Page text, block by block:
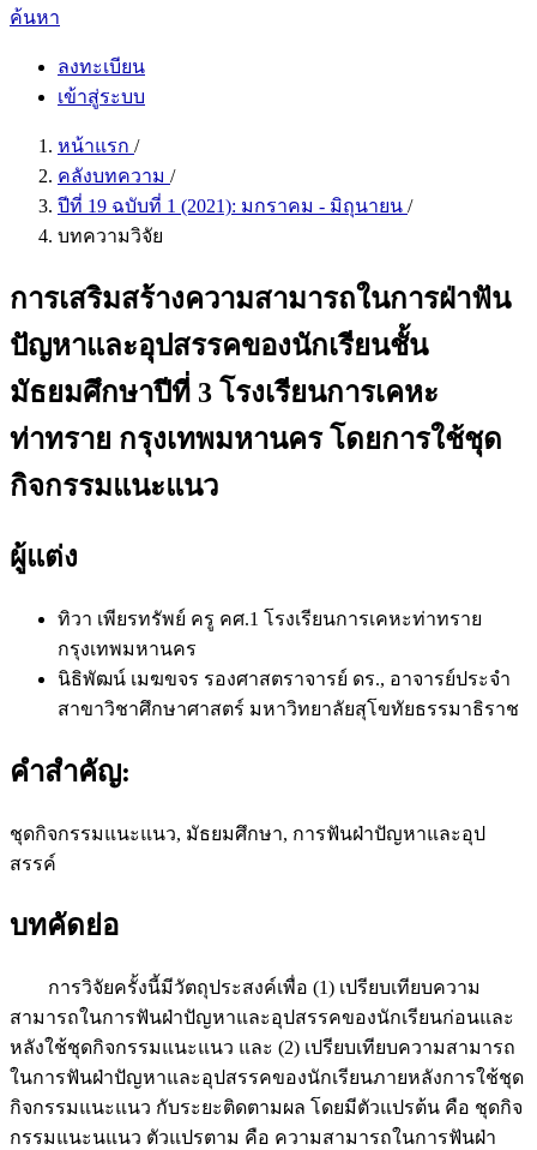
ค้นหา
ลงทะเบียน
เข้าสู่ระบบ
หน้าแรก /
คลังบทความ /
ปีที่ 19 ฉบับที่ 1 (2021): มกราคม - มิถุนายน /
บทความวิจัย
การเสริมสร้างความสามารถในการฝ่าฟัน
ปัญหาและอุปสรรคของนักเรียนชั้น
มัธยมศึกษาปีที่ 3 โรงเรียนการเคหะ
ท่าทราย กรุงเทพมหานคร โดยการใช้ชุด
กิจกรรมแนะแนว
ผู้แต่ง
ทิวา เพียรทรัพย์ ครู คศ.1 โรงเรียนการเคหะท่าทราย
กรุงเทพมหานคร
นิธิพัฒน์ เมฆขจร รองศาสตราจารย์ ดร., อาจารย์ประจำ
สาขาวิชาศึกษาศาสตร์ มหาวิทยาลัยสุโขทัยธรรมาธิราช
คำสำคัญ:
ชุดกิจกรรมแนะแนว, มัธยมศึกษา, การฟันฝ่าปัญหาและอุป
สรรค์
บทคัดย่อ
การวิจัยครั้งนี้มีวัตถุประสงค์เพื่อ (1) เปรียบเทียบความ
สามารถในการฟันฝ่าปัญหาและอุปสรรคของนักเรียนก่อนและ
หลังใช้ชุดกิจกรรมแนะแนว และ (2) เปรียบเทียบความสามารถ
ในการฟันฝ่าปัญหาและอุปสรรคของนักเรียนภายหลังการใช้ชุด
กิจกรรมแนะแนว กับระยะติดตามผล โดยมีตัวแปรต้น คือ ชุดกิจ
กรรมแนะนแนว ตัวแปรตาม คือ ความสามารถในการฟันฝ่า